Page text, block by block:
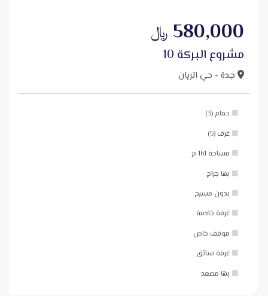
580,000 ﷼
مشروع البركة 10
جدة - حي الريان
حمام (3)
غرف (5)
مساحة 161 م
بها جراج
بدون مسبح
غرفة خادمة
موقف خاص
غرفة سائق
بها مصعد